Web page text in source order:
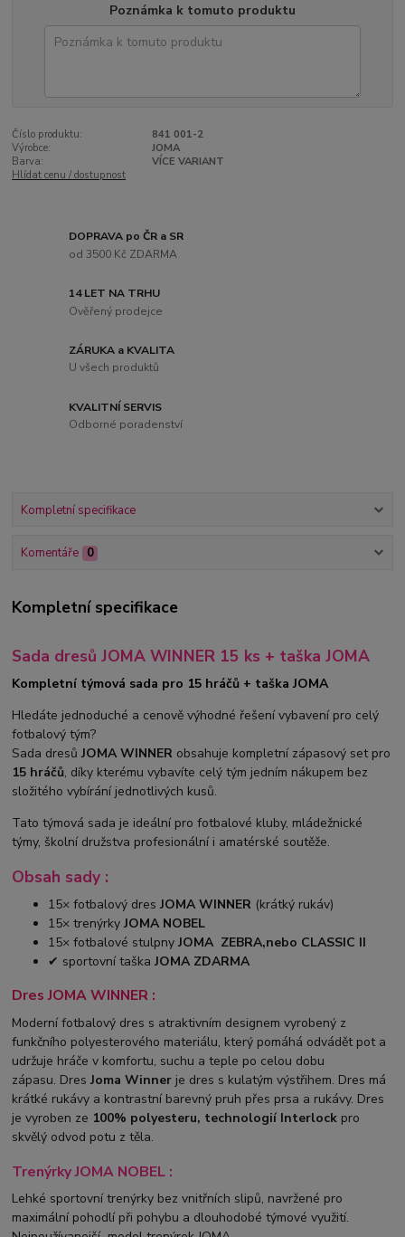
Poznámka k tomuto produktu
Číslo produktu:
841 001-2
Výrobce:
JOMA
Barva:
VÍCE VARIANT
Hlídat cenu / dostupnost
DOPRAVA po ČR a SR
od 3500 Kč ZDARMA
14 LET NA TRHU
Ověřený prodejce
ZÁRUKA a KVALITA
U všech produktů
KVALITNÍ SERVIS
Odborné poradenství
Kompletní specifikace
Komentáře 0
Kompletní specifikace
Sada dresů JOMA WINNER 15 ks + taška JOMA
Kompletní týmová sada pro 15 hráčů + taška JOMA
Hledáte jednoduché a cenově výhodné řešení vybavení pro celý
fotbalový tým?
Sada dresůJOMA WINNER obsahuje kompletní zápasový set pro
15 hráčů, díky kterému vybavíte celý tým jedním nákupem bez
složitého vybírání jednotlivých kusů.
Tato týmová sada je ideální pro fotbalové kluby, mládežnické
týmy, školní družstva profesionální i amatérské soutěže.
Obsah sady :
15× fotbalový dresJOMA WINNER (krátký rukáv)
15× trenýrkyJOMA NOBEL
15× fotbalové stulpnyJOMA ZEBRA,nebo CLASSIC II
✔ sportovní taškaJOMA ZDARMA
Dres JOMA WINNER :
Moderní fotbalový dres s atraktivním designem vyrobený z
funkčního polyesterového materiálu, který pomáhá odvádět pot a
udržuje hráče v komfortu, suchu a teple po celou dobu
zápasu. DresJoma Winner je dres s kulatým výstřihem. Dres má
krátké rukávy a kontrastní barevný pruh přes prsa a rukávy. Dres
je vyroben ze 100% polyesteru, technologií Interlock pro
skvělý odvod potu z těla.
Trenýrky JOMA NOBEL :
Lehké sportovní trenýrky bez vnitřních slipů, navržené pro
maximální pohodlí při pohybu a dlouhodobé týmové využití.